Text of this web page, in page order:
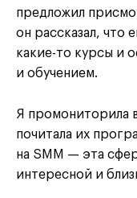
предложил
он рассказал, что
какие-то курсы и
и обучением.
Я промониторила
почитала их
на SMM — эта
интересной и